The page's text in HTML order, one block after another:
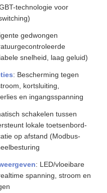
technologie voor
gedwongen
snelheid, laag geluid)
: Bescherming tegen
kortsluiting,
en ingangsspanning
schakelen tussen
lokale toetsenbord-
op afstand (Modbus-
: LED/vloeibare
spanning, stroom en